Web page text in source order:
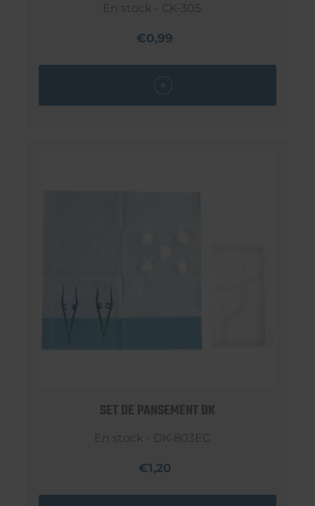
En stock - CK-305
€0,99
SET DE PANSEMENT DK
En stock - DK-803EC
€1,20